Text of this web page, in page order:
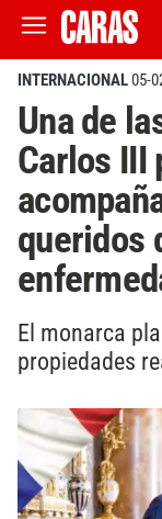
INTERNACIONAL05-
Una de
Carlos III
queridos
El monarca
propiedades